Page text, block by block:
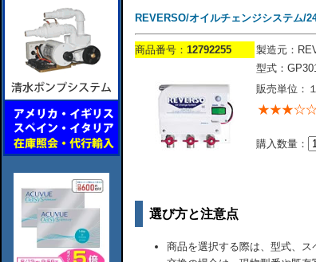
REVERSO/オイルチェンジシステム/
商品番号： 12792255 製造元：
型式：
販売単位：
購入数量：
選び方と注意点
商品を選択する際は、型式、ス